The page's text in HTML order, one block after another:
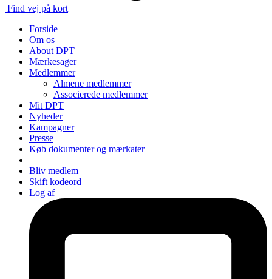
Find vej på kort
Forside
Om os
About DPT
Mærkesager
Medlemmer
Almene medlemmer
Associerede medlemmer
Mit DPT
Nyheder
Kampagner
Presse
Køb dokumenter og mærkater
Bliv medlem
Skift kodeord
Log af